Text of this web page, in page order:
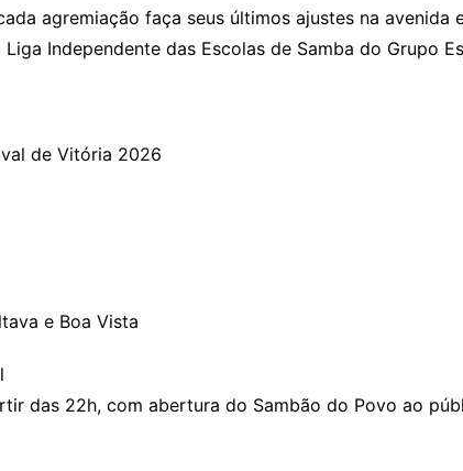
agremiação faça seus últimos ajustes na avenida
Independente das Escolas de Samba do Grupo
de Vitória 2026
e Boa Vista
das 22h, com abertura do Sambão do Povo ao